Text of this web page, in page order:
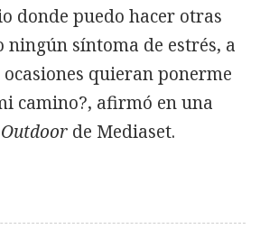
donde puedo hacer otras
ningún síntoma de estrés, a
quieran ponerme
camino?, afirmó en una
Outdoor de Mediaset.